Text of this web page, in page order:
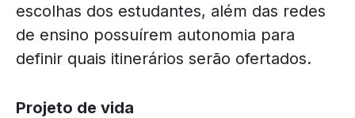
escolhas dos estudantes, além das redes
de ensino possuírem autonomia para
definir quais itinerários serão ofertados.
Projeto de vida